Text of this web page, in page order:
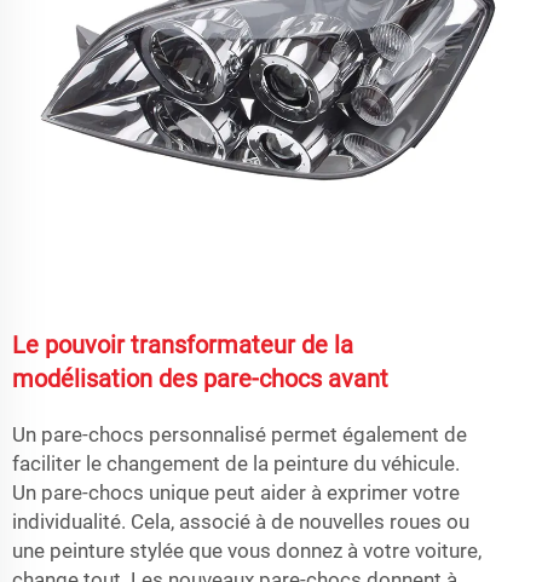
Le pouvoir transformateur de la
modélisation des pare-chocs avant
Un pare-chocs personnalisé permet également de
faciliter le changement de la peinture du véhicule.
Un pare-chocs unique peut aider à exprimer votre
individualité. Cela, associé à de nouvelles roues ou
une peinture stylée que vous donnez à votre voiture,